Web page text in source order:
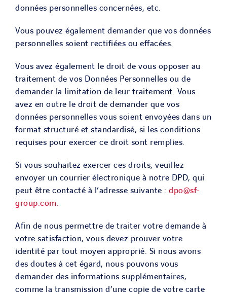
données personnelles concernées, etc.
Vous pouvez également demander que vos données
personnelles soient rectifiées ou effacées.
Vous avez également le droit de vous opposer au
traitement de vos Données Personnelles ou de
demander la limitation de leur traitement. Vous
avez en outre le droit de demander que vos
données personnelles vous soient envoyées dans un
format structuré et standardisé, si les conditions
requises pour exercer ce droit sont remplies.
Si vous souhaitez exercer ces droits, veuillez
envoyer un courrier électronique à notre DPD, qui
peut être contacté à l’adresse suivante : dpo@sf-
group.com.
Afin de nous permettre de traiter votre demande à
votre satisfaction, vous devez prouver votre
identité par tout moyen approprié. Si nous avons
des doutes à cet égard, nous pouvons vous
demander des informations supplémentaires,
comme la transmission d’une copie de votre carte